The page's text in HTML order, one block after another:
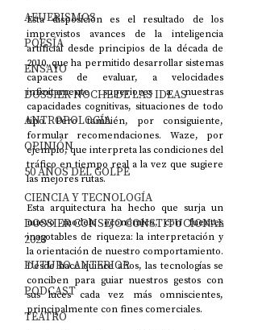
AFUERISMOS
POESÍA
ENSAYO
DOSSIER NOCHE DE LAS IDEAS
ANTROPOLOGÍA
OPINIÓN
50 AÑOS DEL GOLPE
CIENCIA Y TECNOLOGÍA
DOSSIER CONSEJO CONSTITUCIONAL
2023
FUTURO ANTERIOR
PODCAST
TEATRO
Esta disposición es el resultado de los
imprevistos avances de la inteligencia
artificial desde principios de la década de
2010, que ha permitido desarrollar sistemas
capaces de evaluar, a velocidades
infinitamente superiores a nuestras
capacidades cognitivas, situaciones de todo
tipo. Pero también, por consiguiente,
formular recomendaciones. Waze, por
ejemplo, que interpreta las condiciones del
tráfico en tiempo real a la vez que sugiere
las mejores rutas.
Esta arquitectura ha hecho que surja un
nuevo modelo económico, con fuentes
inagotables de riqueza: la interpretación y
la orientación de nuestro comportamiento.
Desde hace quince años, las tecnologías se
conciben para guiar nuestros gestos con
sus luces cada vez más omniscientes,
principalmente con fines comerciales.